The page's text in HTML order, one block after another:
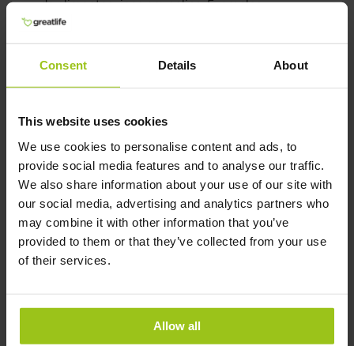
Consent Details About
This website uses cookies
We use cookies to personalise content and ads, to
provide social media features and to analyse our traffic.
We also share information about your use of our site with
our social media, advertising and analytics partners who
may combine it with other information that you’ve
provided to them or that they’ve collected from your use
of their services.
Allow all
de alimentos ricos em colina. Exemplos
frequentemente citados são ovos, peixe
e aves. A suplementação de colina é importante
se não se consomem regularmente alimentos
Citicolina é a mesma coisa
que colina?
A citicolina (também chamada CDP-colina) não
é idêntica à colina, mas é uma forma
intimamente relacionada. Quando a citicolina é
absorvida pelo organismo, ela se degrada em
colina e citidina, que são usadas principalmente